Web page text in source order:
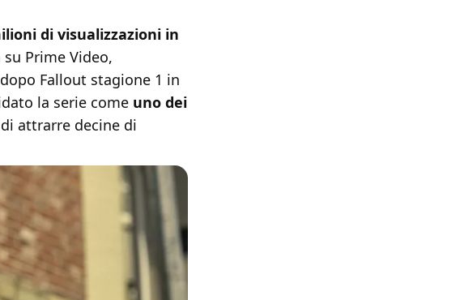
di visualizzazioni in
su Prime Video,
Fallout stagione 1 in
la serie come uno dei
attrarre decine di